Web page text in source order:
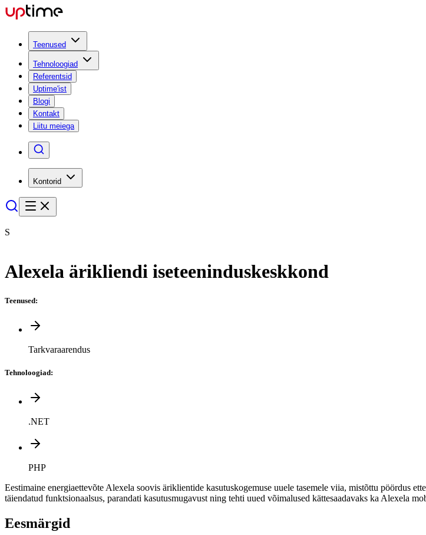
Teenused
Tehnoloogiad
Referentsid
Uptime'ist
Blogi
Kontakt
Liitu meiega
Kontorid
S
Alexela ärikliendi iseteeninduskeskkond
Teenused:
Tarkvaraarendus
Tehnoloogiad:
.NET
PHP
Eestimaine energiaettevõte Alexela soovis äriklientide kasutuskogemuse uuele tasemele viia, mistõttu pöördus
täiendatud funktsionaalsus, parandati kasutusmugavust ning tehti uued võimalused kättesaadavaks ka Alexela
Eesmärgid